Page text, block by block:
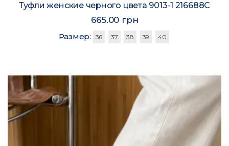
Туфли женские черного цвета 9013-1 216688C
665.00 грн
Размер: 36 37 38 39 40